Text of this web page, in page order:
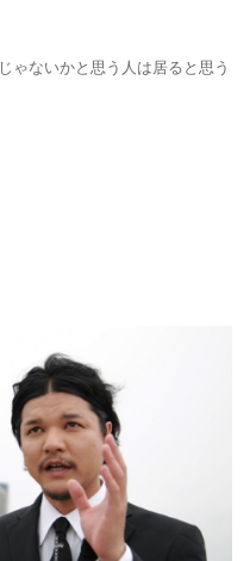
ゃないかと思う人は居ると思う